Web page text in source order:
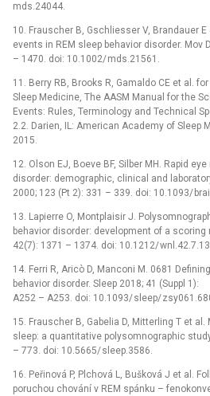
mds.24044.
10. Frauscher B, Gschlies­ser V, Brandauer
events in REM sleep behavior disorder. Mov
–⁠ 1470. doi: 10.1002/ mds.21561.
11. Ber­ry RB, Brooks R, Gamaldo CE et al.
Sleep Medicine, The AASM Manual for the
Events: Rules, Terminology and Technical
2.2. Darien, IL: American Academy of Sleep
2015.
12. Olson EJ, Boeve BF, Silber MH. Rapid
disorder: demographic, clinical and
2000; 123 (Pt 2): 331 –⁠ 339. doi: 10.1093/
13. Lapier­re O, Montplaisir J.
behavior disorder: development of a scor­­ing
42(7): 1371 –⁠ 1374. doi: 10.1212/
14. Fer­ri R, Aricò D, Manconi M. 0681
behavior disorder. Sleep 2018; 41 (Suppl 1):
A252 –⁠ A253. doi: 10.1093/ sleep/
15. Frauscher B, Gabelia D, Mitterl­­ing T et
sleep: a quantitative polysomnographic
–⁠ 773. doi: 10.5665/ sleep.3586.
16. Peřinová P, Plchová L, Bušková J et al.
poruchou chování v REM spánku –⁠